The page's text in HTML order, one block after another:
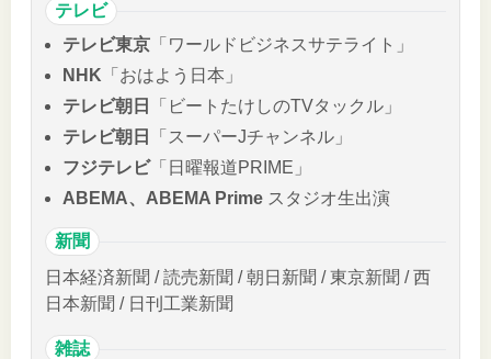
テレビ
テレビ東京 「ワールドビジネスサテライト」
NHK 「おはよう日本」
テレビ朝日
「ビートたけしのTVタックル」
テレビ朝日
「スーパーJチャンネル」
フジテレビ「日曜報道PRIME」
ABEMA、ABEMA Prime スタジオ生出演
新聞
日本経済新聞 / 読売新聞 / 朝日新聞 / 東京新聞 / 西
日本新聞 / 日刊工業新聞
雑誌